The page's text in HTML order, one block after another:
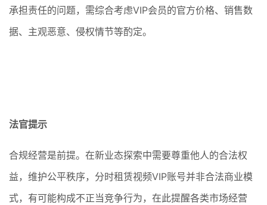
承担责任的问题，需综合考虑VIP会员的官方价格、销售数
据、主观恶意、侵权情节等酌定。
法官提示
合规经营是前提。在新业态探索中需要尊重他人的合法权
益，维护公平秩序，分时租赁视频VIP账号并非合法商业模
式，有可能构成不正当竞争行为，在此提醒各类市场经营